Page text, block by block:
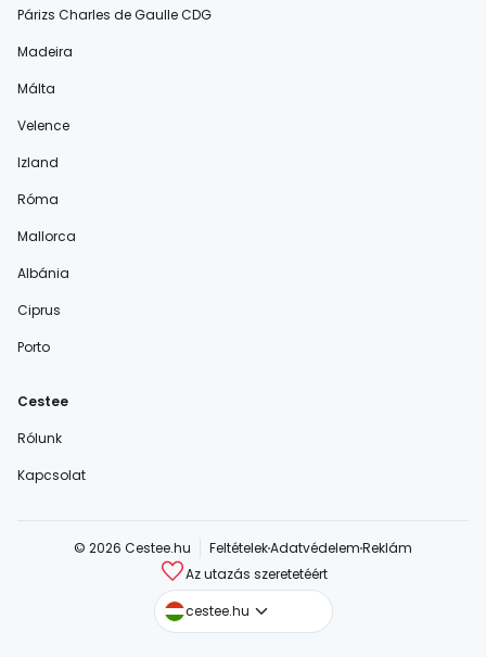
Párizs Charles de Gaulle CDG
Madeira
Málta
Velence
Izland
Róma
Mallorca
Albánia
Ciprus
Porto
Cestee
Rólunk
Kapcsolat
© 2026 Cestee.hu FeltételekAdatvédelemReklám
Az utazás szeretetéért
cestee.hu
cestee.com
cestee.sk